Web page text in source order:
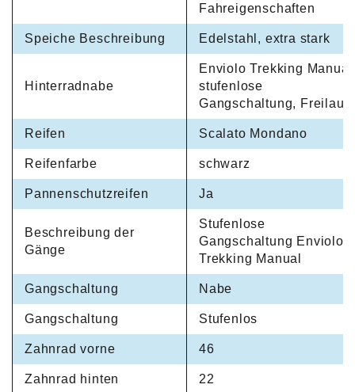
Fahreigenschaften
Speiche Beschreibung Edelstahl, extra stark
Hinterradnabe
Enviolo Trekking Manual
stufenlose
Gangschaltung, Freilauf
Reifen Scalato Mondano
Reifenfarbe schwarz
Pannenschutzreifen Ja
Beschreibung der
Gänge
Stufenlose
Gangschaltung Enviolo
Trekking Manual
Gangschaltung Nabe
Gangschaltung Stufenlos
Zahnrad vorne 46
Zahnrad hinten 22